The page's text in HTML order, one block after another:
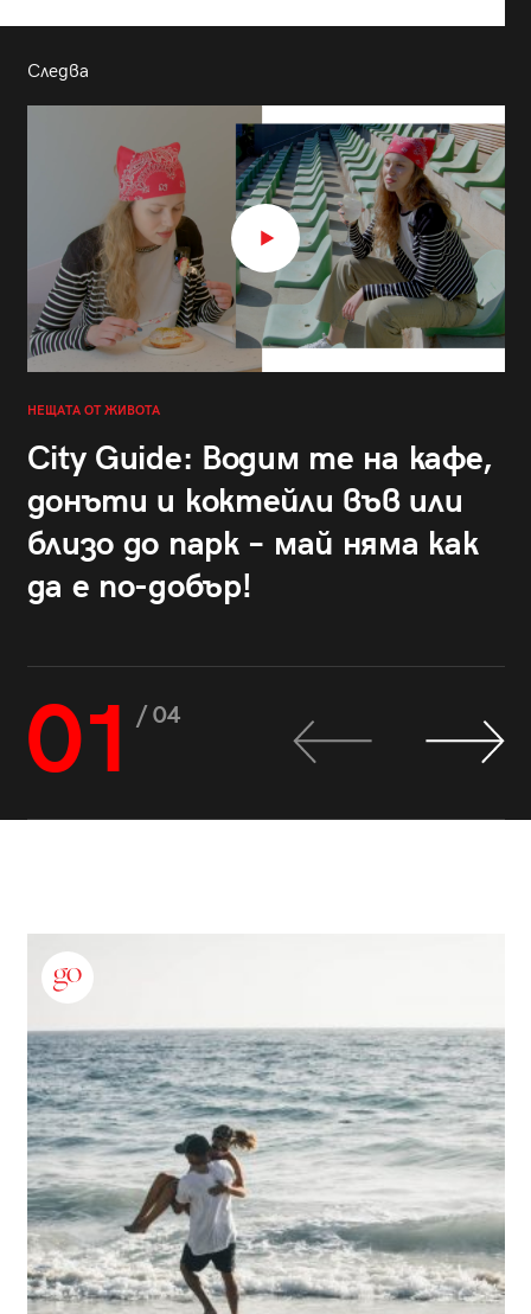
Следва
НЕЩАТА ОТ ЖИВОТА
City Guide: Водим те на кафе,
донъти и коктейли във или
близо до парк – май няма как
да е по-добър!
01 / 04